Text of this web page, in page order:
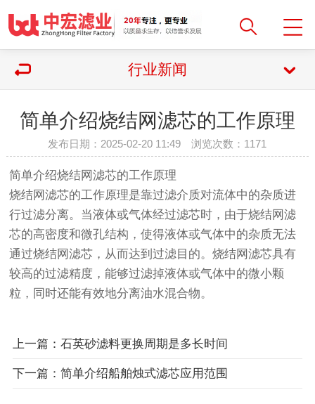
行业新闻
简单介绍烧结网滤芯的工作原理
发布日期：2025-02-20 11:49 浏览次数： 1171
简单介绍烧结网滤芯的工作原理
烧结网滤芯的工作原理是靠过滤介质对流体中的杂质进
行过滤分离。当液体或气体经过滤芯时，由于烧结网滤
芯的高密度和微孔结构，使得液体或气体中的杂质无法
通过烧结网滤芯，从而达到过滤目的。烧结网滤芯具有
较高的过滤精度，能够过滤掉液体或气体中的微小颗
粒，同时还能有效地分离油水混合物。
上一篇：石英砂滤料更换周期是多长时间
下一篇：简单介绍船舶烛式滤芯应用范围